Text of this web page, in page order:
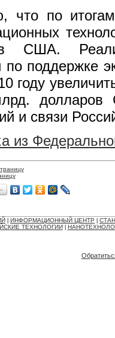
что по
США.
по поддержке
году
долларов
и связи
из
ИНФОРМАЦИОННЫЙ ЦЕНТР
ТЕХНОЛОГИИ